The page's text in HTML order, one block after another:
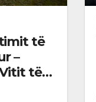
të
–
të